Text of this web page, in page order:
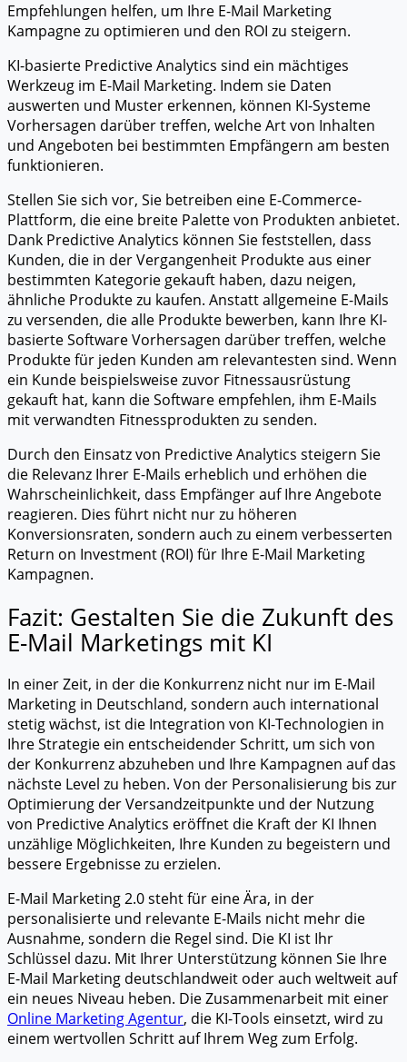
Empfehlungen helfen, um Ihre E-Mail Marketing
Kampagne zu optimieren und den ROI zu steigern.
KI-basierte Predictive Analytics sind ein mächtiges
Werkzeug im E-Mail Marketing. Indem sie Daten
auswerten und Muster erkennen, können KI-Systeme
Vorhersagen darüber treffen, welche Art von Inhalten
und Angeboten bei bestimmten Empfängern am besten
funktionieren.
Stellen Sie sich vor, Sie betreiben eine E-Commerce-
Plattform, die eine breite Palette von Produkten anbietet.
Dank Predictive Analytics können Sie feststellen, dass
Kunden, die in der Vergangenheit Produkte aus einer
bestimmten Kategorie gekauft haben, dazu neigen,
ähnliche Produkte zu kaufen. Anstatt allgemeine E-Mails
zu versenden, die alle Produkte bewerben, kann Ihre KI-
basierte Software Vorhersagen darüber treffen, welche
Produkte für jeden Kunden am relevantesten sind. Wenn
ein Kunde beispielsweise zuvor Fitnessausrüstung
gekauft hat, kann die Software empfehlen, ihm E-Mails
mit verwandten Fitnessprodukten zu senden.
Durch den Einsatz von Predictive Analytics steigern Sie
die Relevanz Ihrer E-Mails erheblich und erhöhen die
Wahrscheinlichkeit, dass Empfänger auf Ihre Angebote
reagieren. Dies führt nicht nur zu höheren
Konversionsraten, sondern auch zu einem verbesserten
Return on Investment (ROI) für Ihre E-Mail Marketing
Kampagnen.
Fazit: Gestalten Sie die Zukunft des
E-Mail Marketings mit KI
In einer Zeit, in der die Konkurrenz nicht nur im E-Mail
Marketing in Deutschland, sondern auch international
stetig wächst, ist die Integration von KI-Technologien in
Ihre Strategie ein entscheidender Schritt, um sich von
der Konkurrenz abzuheben und Ihre Kampagnen auf das
nächste Level zu heben. Von der Personalisierung bis zur
Optimierung der Versandzeitpunkte und der Nutzung
von Predictive Analytics eröffnet die Kraft der KI Ihnen
unzählige Möglichkeiten, Ihre Kunden zu begeistern und
bessere Ergebnisse zu erzielen.
E-Mail Marketing 2.0 steht für eine Ära, in der
personalisierte und relevante E-Mails nicht mehr die
Ausnahme, sondern die Regel sind. Die KI ist Ihr
Schlüssel dazu. Mit Ihrer Unterstützung können Sie Ihre
E-Mail Marketing deutschlandweit oder auch weltweit auf
ein neues Niveau heben. Die Zusammenarbeit mit einer
Online Marketing Agentur, die KI-Tools einsetzt, wird zu
einem wertvollen Schritt auf Ihrem Weg zum Erfolg.